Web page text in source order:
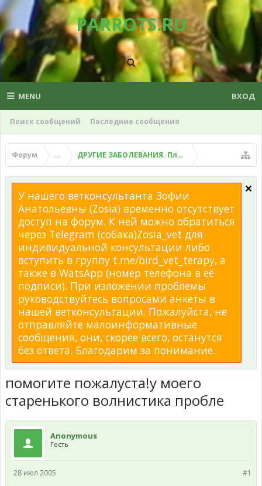
PARROTS.RU
MENU
Поиск сообщений Последние сообщения
ВХОД
Форум ... ДРУГИЕ ЗАБОЛЕВАНИЯ. Плохой помет, рвота и
У нашего ветконсультанта Зофии
Анатольевны (Zosia) временно отсутствует
доступ на форум. К ней можно обратиться
через Telegram (собака)Zosia_vet для
индивидуальной консультации либо
вступить в группу t.me/bird_vet_terapy, а
также в WatsApp (номер телефона в её
подписи). При изложении проблемы
руководствуйтесь вопросами анкеты в
нашей ветконсультации. Пожалуйста, не
отправляйте малоинформативные
сообщения, они, скорее всего, останутся
без ответа. Благодарим за понимание.
помогите пожалуста!у моего
старенького волнистика пробле
Anonymous
Гость
#1
28 июл 2005